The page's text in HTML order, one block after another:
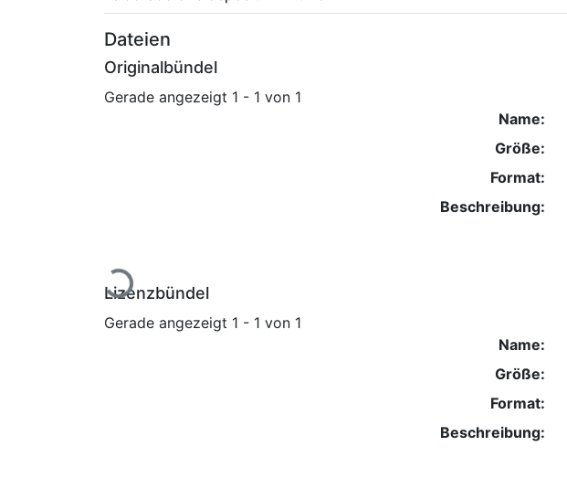
Dateien
Originalbündel
Gerade angezeigt 1 - 1 von 1
Lade...
Name:
Größe:
Format:
Beschreibung:
Lizenzbündel
Gerade angezeigt 1 - 1 von 1
Name:
Größe:
Format:
Beschreibung: